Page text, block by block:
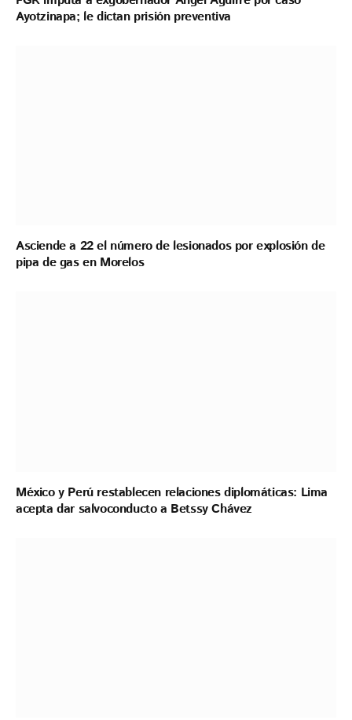
Ayotzinapa; le dictan prisión preventiva
Asciende a 22 el número de lesionados por explosión de
pipa de gas en Morelos
México y Perú restablecen relaciones diplomáticas: Lima
acepta dar salvoconducto a Betssy Chávez